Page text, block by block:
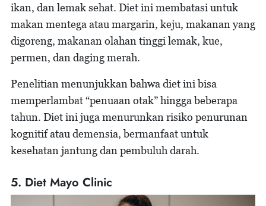
ikan, dan lemak sehat. Diet ini membatasi untuk
makan mentega atau margarin, keju, makanan yang
digoreng, makanan olahan tinggi lemak, kue,
permen, dan daging merah.
Penelitian menunjukkan bahwa diet ini bisa
memperlambat “penuaan otak” hingga beberapa
tahun. Diet ini juga menurunkan risiko penurunan
kognitif atau demensia, bermanfaat untuk
kesehatan jantung dan pembuluh darah.
5. Diet Mayo Clinic